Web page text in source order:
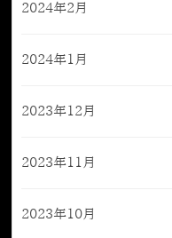
2024年2月
2024年1月
2023年12月
2023年11月
2023年10月